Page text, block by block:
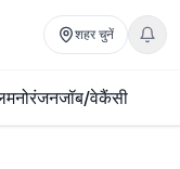
शहर चुनें
मनोरंजनजॉब/वेकैंसी